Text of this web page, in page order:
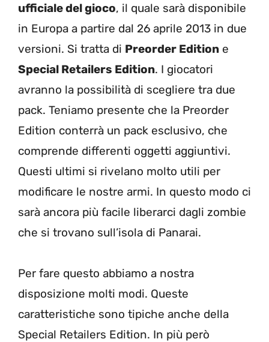
ufficiale del gioco, il quale sarà disponibile
in Europa a partire dal 26 aprile 2013 in due
versioni. Si tratta di Preorder Edition e
Special Retailers Edition. I giocatori
avranno la possibilità di scegliere tra due
pack. Teniamo presente che la Preorder
Edition conterrà un pack esclusivo, che
comprende differenti oggetti aggiuntivi.
Questi ultimi si rivelano molto utili per
modificare le nostre armi. In questo modo ci
sarà ancora più facile liberarci dagli zombie
che si trovano sull’isola di Panarai.
Per fare questo abbiamo a nostra
disposizione molti modi. Queste
caratteristiche sono tipiche anche della
Special Retailers Edition. In più però